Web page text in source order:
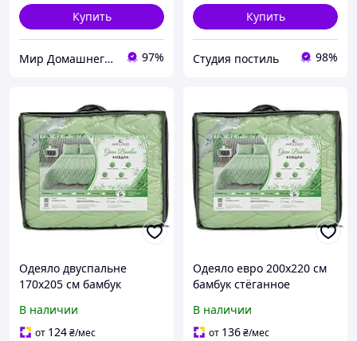
Купить
Мир Домашнего Уюта 97%
Купить
Студия постиль 98%
Одеяло двуспальне
170х205 см бамбук
бамбуковое волокно в
сумке
В наличии
от 124₴/мес
Одеяло евро 200х220 см
бамбук стёганное
волокно в сумке
В наличии
от 136₴/мес